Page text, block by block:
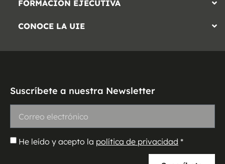
FORMACIÓN EJECUTIVA
CONOCE LA UIE
Suscríbete a nuestra Newsletter
He leído y acepto la política de privacidad *